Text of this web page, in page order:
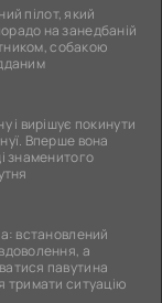
пілот, який
на занедбаній
собакою
і вирішує покинути
Вперше вона
знаменитого
встановлений
а
павутина
тримати ситуацію